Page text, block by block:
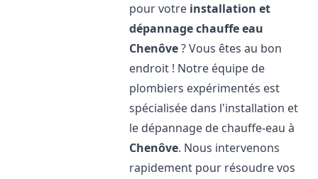
pour votre installation et
dépannage chauffe eau
Chenôve? Vous êtes au bon
endroit ! Notre équipe de
plombiers expérimentés est
spécialisée dans l'installation et
le dépannage de chauffe-eau à
Chenôve. Nous intervenons
rapidement pour résoudre vos